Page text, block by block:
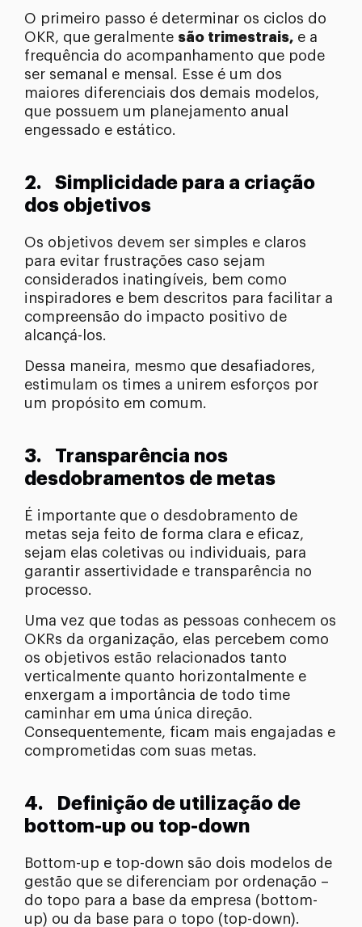
O primeiro passo é determinar os ciclos do
OKR, que geralmente são trimestrais, e a
frequência do acompanhamento que pode
ser semanal e mensal. Esse é um dos
maiores diferenciais dos demais modelos,
que possuem um planejamento anual
engessado e estático.
2. Simplicidade para a criação
dos objetivos
Os objetivos devem ser simples e claros
para evitar frustrações caso sejam
considerados inatingíveis, bem como
inspiradores e bem descritos para facilitar a
compreensão do impacto positivo de
alcançá-los.
Dessa maneira, mesmo que desafiadores,
estimulam os times a unirem esforços por
um propósito em comum.
3. Transparência nos
desdobramentos de metas
É importante que o desdobramento de
metas seja feito de forma clara e eficaz,
sejam elas coletivas ou individuais, para
garantir assertividade e transparência no
processo.
Uma vez que todas as pessoas conhecem os
OKRs da organização, elas percebem como
os objetivos estão relacionados tanto
verticalmente quanto horizontalmente e
enxergam a importância de todo time
caminhar em uma única direção.
Consequentemente, ficam mais engajadas e
comprometidas com suas metas.
4. Definição de utilização de
bottom-up ou top-down
Bottom-up e top-down são dois modelos de
gestão que se diferenciam por ordenação –
do topo para a base da empresa (bottom-
up) ou da base para o topo (top-down).